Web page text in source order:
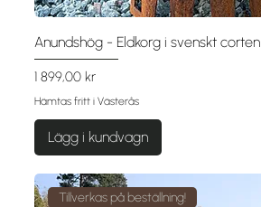
Anundshög - Eldkorg i svenskt corten
Pris
1 899,00 kr
Hämtas fritt i Västerås
Lägg i kundvagn
Tillverkas på beställning!